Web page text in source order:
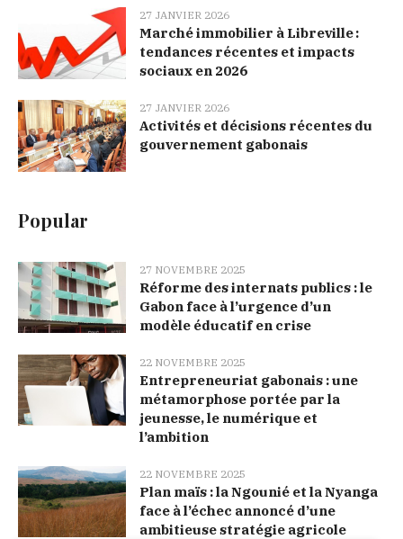
27 JANVIER 2026
Marché immobilier à Libreville :
tendances récentes et impacts
sociaux en 2026
27 JANVIER 2026
Activités et décisions récentes du
gouvernement gabonais
Popular
27 NOVEMBRE 2025
Réforme des internats publics : le
Gabon face à l’urgence d’un
modèle éducatif en crise
22 NOVEMBRE 2025
Entrepreneuriat gabonais : une
métamorphose portée par la
jeunesse, le numérique et
l’ambition
22 NOVEMBRE 2025
Plan maïs : la Ngounié et la Nyanga
face à l’échec annoncé d’une
ambitieuse stratégie agricole